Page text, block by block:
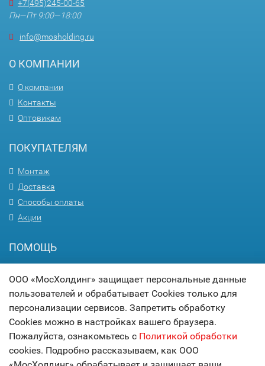
+7(495)245-00-65
Пн—Пт 9:00—18:00
info@mosholding.ru
О КОМПАНИИ
О компании
Контакты
Оптовикам
ПОКУПАТЕЛЯМ
Монтаж
Доставка
Способы оплаты
Акции
ПОМОЩЬ
Карта сайта
© 2017 МОСХОЛДИНГ
технологии комфорта
ООО «МосХолдинг» защищает персональные данные
пользователей и обрабатывает Cookies только для
персонализации сервисов. Запретить обработку
Cookies можно в настройках вашего браузера.
Пожалуйста, ознакомьтесь с Политикой обработки
cookies. Подробно рассказываем, как ООО